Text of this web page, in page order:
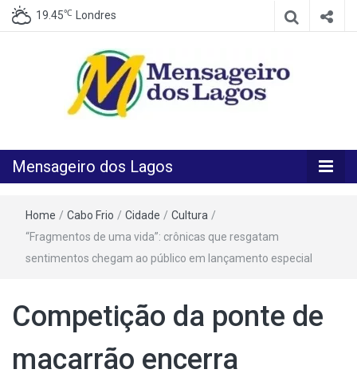
19.45℃ Londres
Mensageiro
dos Lagos
Mensageiro dos Lagos
Home / Cabo Frio / Cidade / Cultura /
“Fragmentos de uma vida”: crônicas que resgatam
sentimentos chegam ao público em lançamento especial
Competição da ponte de
macarrão encerra